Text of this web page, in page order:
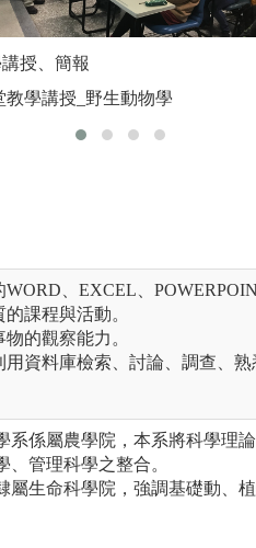
授、簡報
教學講授_野生動物學
、EXCEL、
課程與活動。
的觀察能力。
用資料庫檢索、討論、調查、
系係屬農學院，本系將科學理
、管理科學之整合。
屬生命科學院，強調基礎動、植